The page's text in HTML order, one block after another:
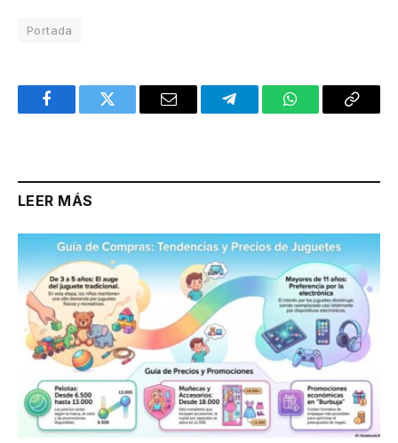
Portada
FacebookTwitter Email TelegramWhatsAppCopy
LEER MÁS